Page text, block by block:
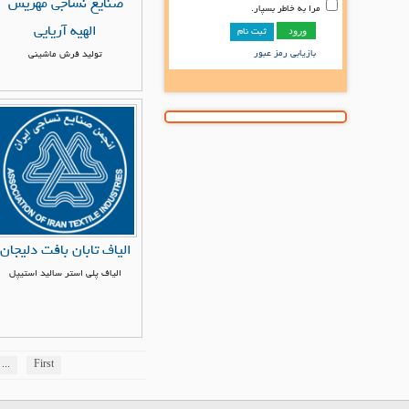
مرا به خاطر بسپار.
ثبت نام
بازیابی رمز عبور
صنایع نساجی مهریس
الهیه آریایی
تولید فرش ماشینی
الیاف تابان بافت دلیجان
الیاف پلی استر سالید استیپل
First
...